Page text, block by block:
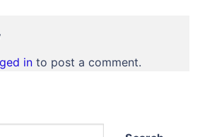
in to post a comment.